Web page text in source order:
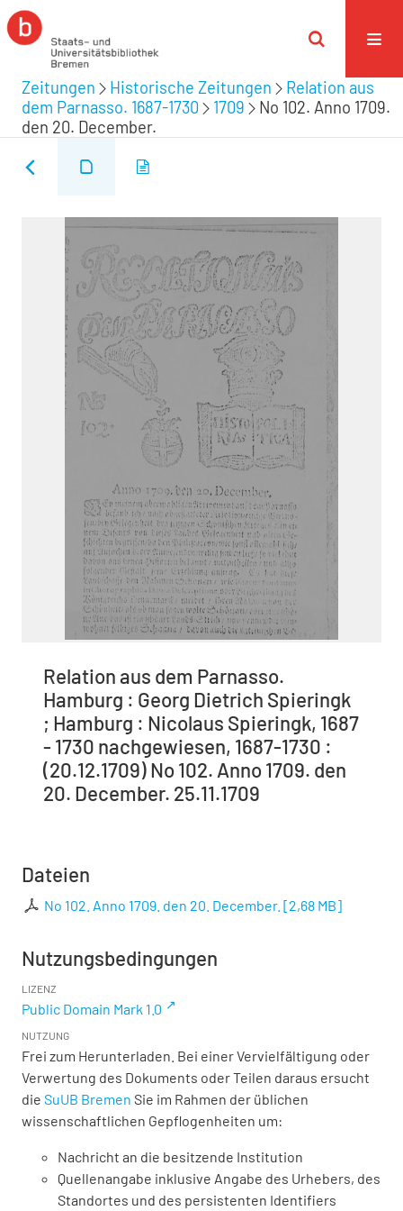
Zeitungen Historische Zeitungen
Relation aus
dem Parnasso. 1687-1730
1709
No 102. Anno 1709.
den 20. December.
Relation aus dem Parnasso.
Hamburg : Georg Dietrich Spieringk
; Hamburg : Nicolaus Spieringk, 1687
- 1730 nachgewiesen, 1687-1730 :
(20.12.1709) No 102. Anno 1709. den
20. December. 25.11.1709
Dateien
No 102. Anno 1709. den 20. December. [2,68 MB]
Nutzungsbedingungen
LIZENZ
Public Domain Mark 1.0
NUTZUNG
Frei zum Herunterladen. Bei einer Vervielfältigung oder
Verwertung des Dokuments oder Teilen daraus ersucht
die SuUB Bremen Sie im Rahmen der üblichen
wissenschaftlichen Gepflogenheiten um:
Nachricht an die besitzende Institution
Quellenangabe inklusive Angabe des Urhebers, des
Standortes und des persistenten Identifiers